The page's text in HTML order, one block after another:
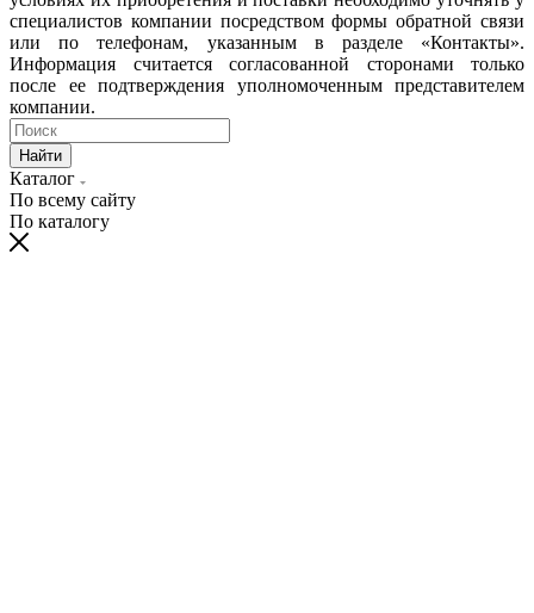
специалистов компании посредством формы обратной связи
или по телефонам, указанным в разделе «Контакты».
Информация считается согласованной сторонами только
после ее подтверждения уполномоченным представителем
компании.
Найти
Каталог
По всему сайту
По каталогу